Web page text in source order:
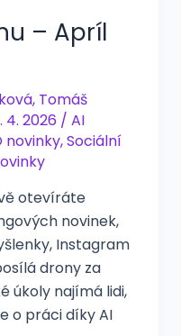
– Apríl
, Tomáš
4. 2026 / AI
novinky,Sociální
otevíráte
novinek,
Instagram
drony za
úkoly najímá lidi,
o práci díky AI